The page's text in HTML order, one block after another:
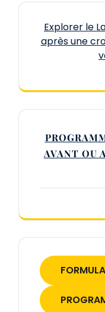
Explorer le
après une
AVANT OU